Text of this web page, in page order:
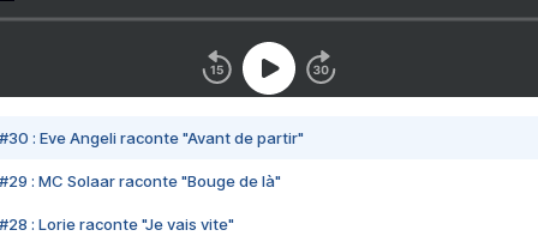
#30 : Eve Angeli raconte "Avant de partir"
#29 : MC Solaar raconte "Bouge de là"
#28 : Lorie raconte "Je vais vite"